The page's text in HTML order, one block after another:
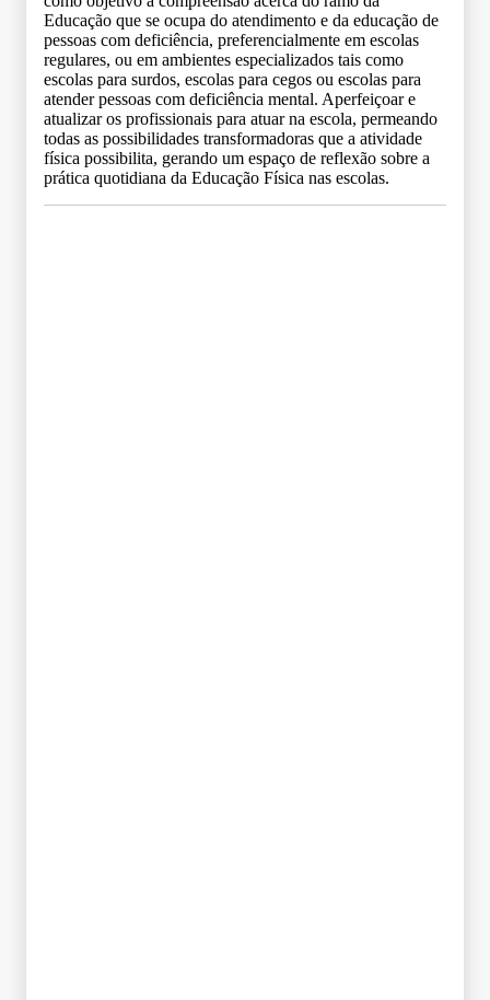
Educação que se ocupa do atendimento e da educação de
pessoas com deficiência, preferencialmente em escolas
regulares, ou em ambientes especializados tais como
escolas para surdos, escolas para cegos ou escolas para
atender pessoas com deficiência mental. Aperfeiçoar e
atualizar os profissionais para atuar na escola, permeando
todas as possibilidades transformadoras que a atividade
física possibilita, gerando um espaço de reflexão sobre a
prática quotidiana da Educação Física nas escolas.